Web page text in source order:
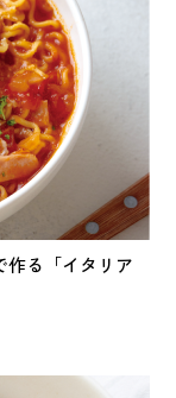
作る「イタリア